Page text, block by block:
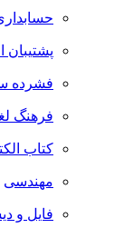
پشتیبان
فشرده
فرهنگ
کتاب
مهندسی
فایل و